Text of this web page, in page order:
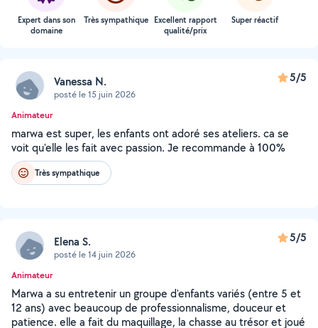
Expert dans son
domaine
Très sympathique Excellent rapport
qualité/prix
Super réactif
Vanessa N.
posté le 15 juin 2026
5/5
Animateur
marwa est super, les enfants ont adoré ses ateliers. ca se
voit qu'elle les fait avec passion. Je recommande à 100%
Très sympathique
Elena S.
posté le 14 juin 2026
5/5
Animateur
Marwa a su entretenir un groupe d'enfants variés (entre 5 et
12 ans) avec beaucoup de professionnalisme, douceur et
patience. elle a fait du maquillage, la chasse au trésor et joué